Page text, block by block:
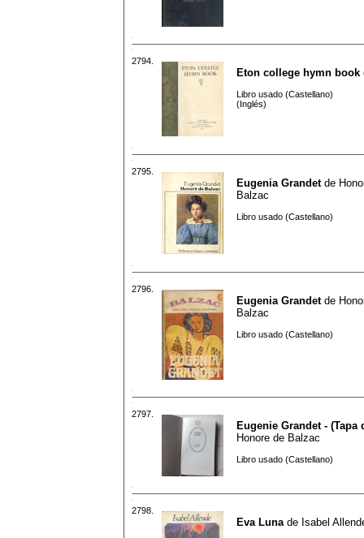
2794.
Eton college hymn book
Libro usado (Castellano)
(Inglés)
2795.
Eugenia Grandetde
Balzac
Libro usado (Castellano)
2796.
Eugenia Grandetde
Balzac
Libro usado (Castellano)
2797.
Eugenie Grandet - (Tapa
Honore de Balzac
Libro usado (Castellano)
2798.
Eva Luna de Isabel